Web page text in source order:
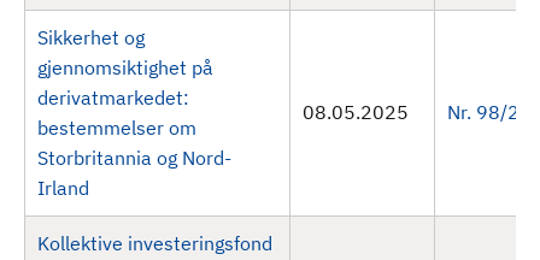
Sikkerhet og
gjennomsiktighet på
derivatmarkedet:
bestemmelser om
Storbritannia og Nord-
Irland
08.05.2025 Nr. 98/
Kollektive investeringsfond